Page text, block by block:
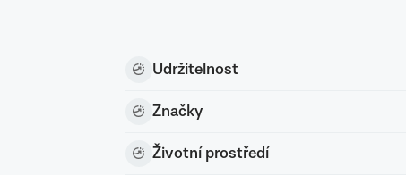
Udržitelnost
Značky
Životní prostředí